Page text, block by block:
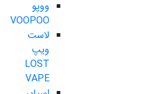
ووپو
VOOPOO
لاست
ویپ
LOST
VAPE